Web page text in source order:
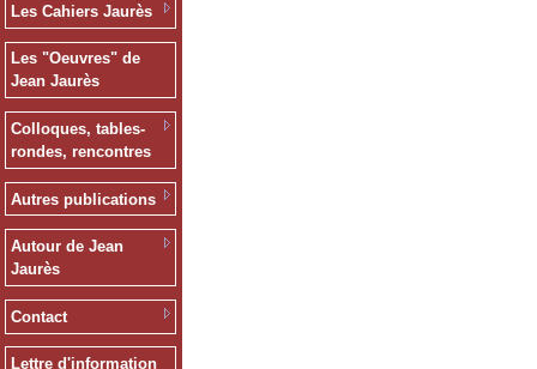
Les Cahiers Jaurès
Les "Oeuvres" de
Jean Jaurès
Colloques, tables-
rondes, rencontres
Autres publications
Autour de Jean
Jaurès
Contact
Lettre d'information